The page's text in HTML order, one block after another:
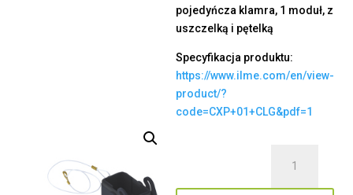
pojedyńcza klamra, 1 moduł, z
uszczelką i pętelką
Specyfikacja produktu:
https://www.ilme.com/en/view-
product/?
code=CXP+01+CLG&pdf=1
01